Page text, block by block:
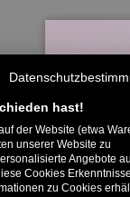
hast!
der Website (etwa
unserer Website zu
Angebote
Cookies
zu Cookies